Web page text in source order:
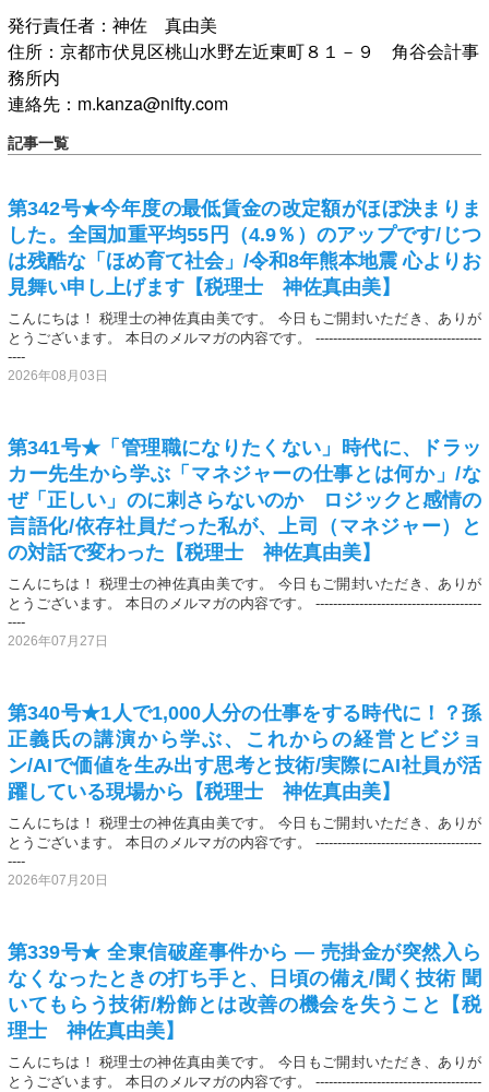
発行責任者：神佐 真由美
住所：京都市伏見区桃山水野左近東町８１－９ 角谷会計事
務所内
連絡先：m.kanza@nifty.com
記事一覧
第342号★今年度の最低賃金の改定額がほぼ決まりま
した。全国加重平均55円（4.9％）のアップです/じつ
は残酷な「ほめ育て社会」/令和8年熊本地震 心よりお
見舞い申し上げます【税理士 神佐真由美】
こんにちは！ 税理士の神佐真由美です。 今日もご開封いただき、ありが
とうございます。 本日のメルマガの内容です。 --------------------------------------
----
2026年08月03日
第341号★「管理職になりたくない」時代に、ドラッ
カー先生から学ぶ「マネジャーの仕事とは何か」/な
ぜ「正しい」のに刺さらないのか ロジックと感情の
言語化/依存社員だった私が、上司（マネジャー）と
の対話で変わった【税理士 神佐真由美】
こんにちは！ 税理士の神佐真由美です。 今日もご開封いただき、ありが
とうございます。 本日のメルマガの内容です。 --------------------------------------
----
2026年07月27日
第340号★1人で1,000人分の仕事をする時代に！？孫
正義氏の講演から学ぶ、これからの経営とビジョ
ン/AIで価値を生み出す思考と技術/実際にAI社員が活
躍している現場から【税理士 神佐真由美】
こんにちは！ 税理士の神佐真由美です。 今日もご開封いただき、ありが
とうございます。 本日のメルマガの内容です。 --------------------------------------
----
2026年07月20日
第339号★ 全東信破産事件から ― 売掛金が突然入ら
なくなったときの打ち手と、日頃の備え/聞く技術 聞
いてもらう技術/粉飾とは改善の機会を失うこと【税
理士 神佐真由美】
こんにちは！ 税理士の神佐真由美です。 今日もご開封いただき、ありが
とうございます。 本日のメルマガの内容です。 --------------------------------------